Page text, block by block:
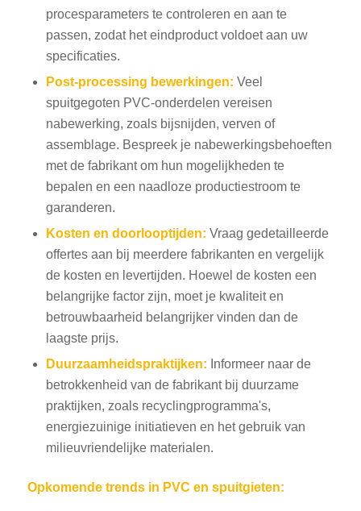
procesparameters te controleren en aan te
passen, zodat het eindproduct voldoet aan uw
specificaties.
Post-processing bewerkingen: Veel
spuitgegoten PVC-onderdelen vereisen
nabewerking, zoals bijsnijden, verven of
assemblage. Bespreek je nabewerkingsbehoeften
met de fabrikant om hun mogelijkheden te
bepalen en een naadloze productiestroom te
garanderen.
Kosten en doorlooptijden: Vraag gedetailleerde
offertes aan bij meerdere fabrikanten en vergelijk
de kosten en levertijden. Hoewel de kosten een
belangrijke factor zijn, moet je kwaliteit en
betrouwbaarheid belangrijker vinden dan de
laagste prijs.
Duurzaamheidspraktijken: Informeer naar de
betrokkenheid van de fabrikant bij duurzame
praktijken, zoals recyclingprogramma's,
energiezuinige initiatieven en het gebruik van
milieuvriendelijke materialen.
Opkomende trends in PVC en spuitgieten: